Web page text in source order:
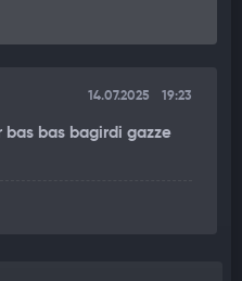
14.07.2025 19:23
bas bas bagirdi gazze